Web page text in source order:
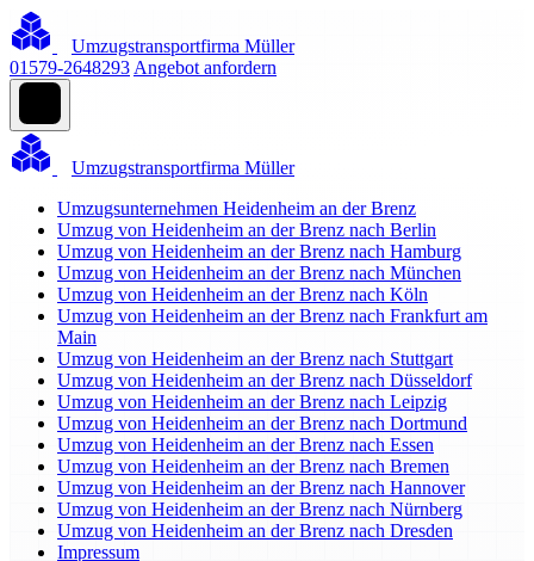
Umzugstransportfirma Müller
01579-2648293 Angebot anfordern
Umzugstransportfirma Müller
Umzugsunternehmen Heidenheim an der Brenz
Umzug von Heidenheim an der Brenz nach Berlin
Umzug von Heidenheim an der Brenz nach Hamburg
Umzug von Heidenheim an der Brenz nach München
Umzug von Heidenheim an der Brenz nach Köln
Umzug von Heidenheim an der Brenz nach Frankfurt am
Main
Umzug von Heidenheim an der Brenz nach Stuttgart
Umzug von Heidenheim an der Brenz nach Düsseldorf
Umzug von Heidenheim an der Brenz nach Leipzig
Umzug von Heidenheim an der Brenz nach Dortmund
Umzug von Heidenheim an der Brenz nach Essen
Umzug von Heidenheim an der Brenz nach Bremen
Umzug von Heidenheim an der Brenz nach Hannover
Umzug von Heidenheim an der Brenz nach Nürnberg
Umzug von Heidenheim an der Brenz nach Dresden
Impressum